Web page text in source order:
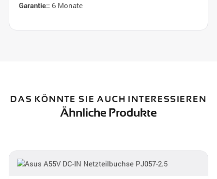
Garantie::6 Monate
DAS KÖNNTE SIE AUCH INTERESSIEREN
Ähnliche Produkte